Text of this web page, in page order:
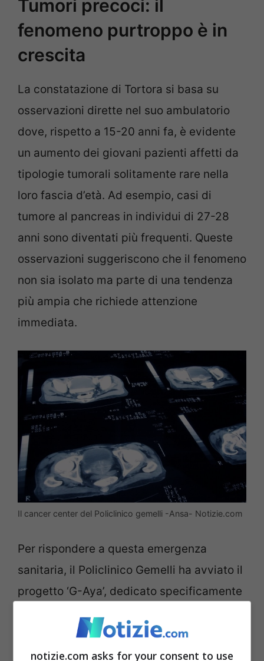
Tumori precoci: il
fenomeno purtroppo è in
crescita
La constatazione di Tortora si basa su
osservazioni dirette nel suo ambulatorio
dove, rispetto a 15-20 anni fa, è evidente
un aumento dei giovani pazienti affetti da
tipologie tumorali solitamente rare nella
loro fascia d’età. Ad esempio, casi di
tumore al pancreas in individui di 27-28
anni sono diventati più frequenti. Queste
osservazioni suggeriscono che il fenomeno
non sia isolato ma parte di una tendenza
più ampia che richiede attenzione
immediata.
Il cancer center del Policlinico gemelli -Ansa- Notizie.com
Per rispondere a questa emergenza
sanitaria, il Policlinico Gemelli ha avviato il
progetto ‘G-Aya’, dedicato specificamente
adulti. L’iniziativa mira a creare un vasto
database che integri dati epidemiologici,
notizie.com asks for your consent to use